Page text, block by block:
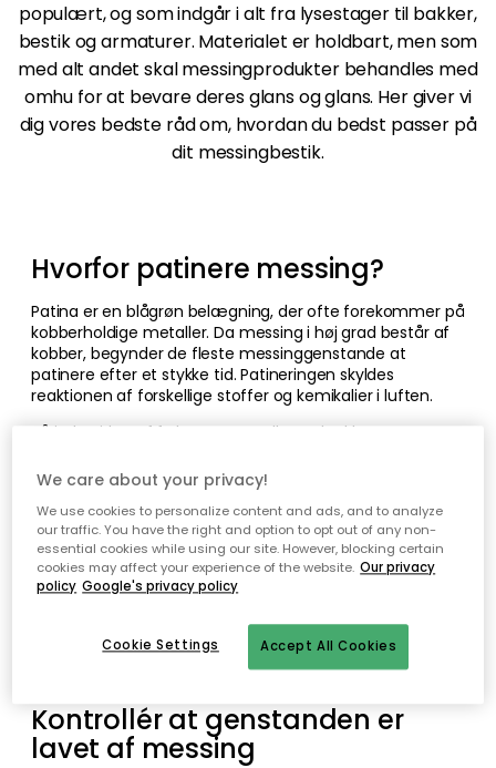
populært, og som indgår i alt fra lysestager til bakker,
bestik og armaturer. Materialet er holdbart, men som
med alt andet skal messingprodukter behandles med
omhu for at bevare deres glans og glans. Her giver vi
dig vores bedste råd om, hvordan du bedst passer på
dit messingbestik.
Hvorfor patinere messing?
Patina er en blågrøn belægning, der ofte forekommer på
kobberholdige metaller. Da messing i høj grad består af
kobber, begynder de fleste messinggenstande at
patinere efter et stykke tid. Patineringen skyldes
reaktionen af forskellige stoffer og kemikalier i luften.
På indersiden af f.eks. en vase eller en krukke er
beskytter metallet og forlænger dets levetid. Ellers er det
en smagssag, om du vil polere produktet eller ej - hvis du
ikke polerer messing, vil metallet blive mørkere med
tiden. Nogle mennesker finder den mørkere patina smuk,
andre ikke.
Fingeraftryk og fugt kan efterlade pletter, så tør
du spilder vand på overfladen. Hvis du ønsker at bevare
messingens højglansfinish, skal den også poleres
Kontrollér at genstanden er
lavet af messing
We care about your privacy!
We use cookies to personalize content and ads, and to analyze
our traffic. You have the right and option to opt out of any non-
essential cookies while using our site. However, blocking certain
cookies may affect your experience of the website. Our privacy
policy Google's privacy policy
Accept All Cookies
Cookie Settings